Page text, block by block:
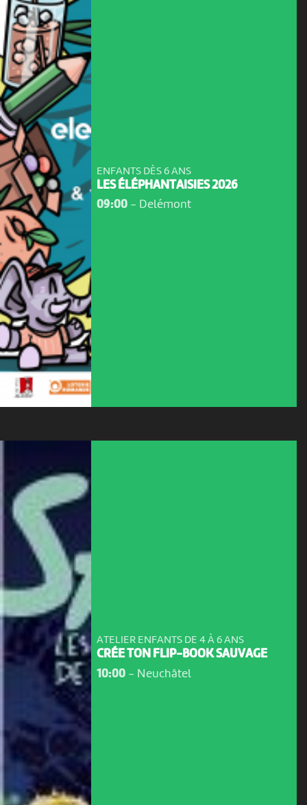
ENFANTS DÈS 6 ANS
LES ÉLÉPHANTAISIES 2026
09:00- Delémont
ATELIER ENFANTS DE 4 À 6 ANS
CRÉE TON FLIP-BOOK SAUVAGE
10:00- Neuchâtel